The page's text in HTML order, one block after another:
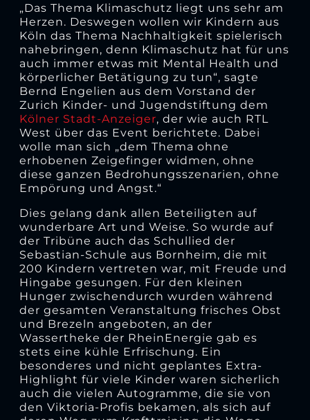
„Das Thema Klimaschutz liegt uns sehr am
Herzen. Deswegen wollen wir Kindern aus
Köln das Thema Nachhaltigkeit spielerisch
nahebringen, denn Klimaschutz hat für uns
auch immer etwas mit Mental Health und
körperlicher Betätigung zu tun“, sagte
Bernd Engelien aus dem Vorstand der
Zurich Kinder- und Jugendstiftung dem
Kölner Stadt-Anzeiger, der wie auch RTL
West über das Event berichtete. Dabei
wolle man sich „dem Thema ohne
erhobenen Zeigefinger widmen, ohne
diese ganzen Bedrohungsszenarien, ohne
Empörung und Angst.“
Dies gelang dank allen Beteiligten auf
wunderbare Art und Weise. So wurde auf
der Tribüne auch das Schullied der
Sebastian-Schule aus Bornheim, die mit
200 Kindern vertreten war, mit Freude und
Hingabe gesungen. Für den kleinen
Hunger zwischendurch wurden während
der gesamten Veranstaltung frisches Obst
und Brezeln angeboten, an der
Wassertheke der RheinEnergie gab es
stets eine kühle Erfrischung. Ein
besonderes und nicht geplantes Extra-
Highlight für viele Kinder waren sicherlich
auch die vielen Autogramme, die sie von
den Viktoria-Profis bekamen, als sich auf